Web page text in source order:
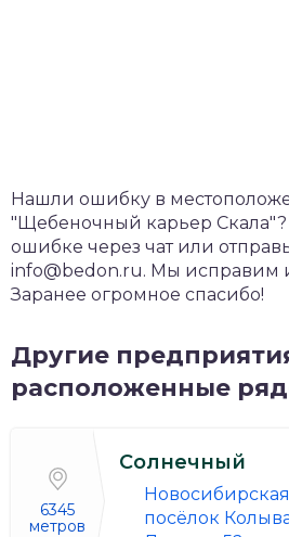
Нашли ошибку в
"Щебеночный карьер
ошибке через чат или
info@bedon.ru. Мы
Заранее огромное спасибо!
Другие
расположенные
6345
метров
Солнечный
посёлок